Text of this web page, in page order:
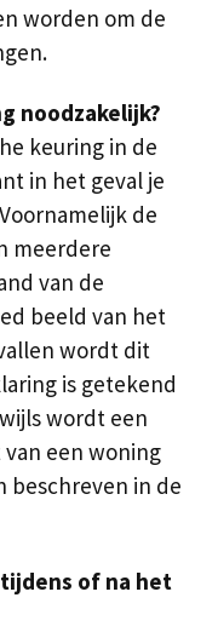
worden om de
noodzakelijk?
keuring in de
in het geval je
de
meerdere
van de
beeld van het
wordt dit
is getekend
wordt een
van een woning
beschreven in de
of na het